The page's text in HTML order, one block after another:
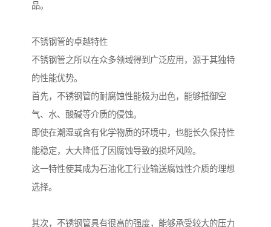
品。
不锈钢管的卓越特性
不锈钢管之所以在众多领域得到广泛应用，源于其独特
的性能优势。
首先，不锈钢管的耐腐蚀性能极为出色，能够抵御空
气、水、酸碱等介质的侵蚀。
即使在潮湿或含有化学物质的环境中，也能长久保持性
能稳定，大大降低了因腐蚀导致的损坏风险。
这一特性使其成为石油化工行业输送腐蚀性介质的理想
选择。
其次，不锈钢管具有很高的强度，能够承受较大的压力